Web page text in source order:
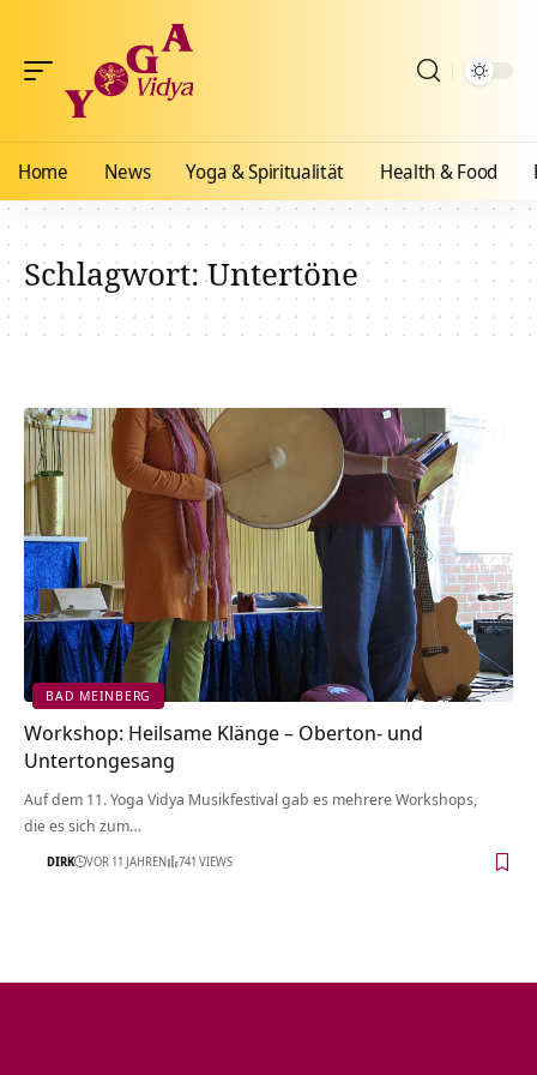
Home News Yoga & Spiritualität Health & Food
Schlagwort:Untertöne
BAD MEINBERG
Workshop: Heilsame Klänge – Oberton- und
Untertongesang
Auf dem 11. Yoga Vidya Musikfestival gab es mehrere Workshops,
die es sich zum…
DIRK VOR 11 JAHREN 741 VIEWS